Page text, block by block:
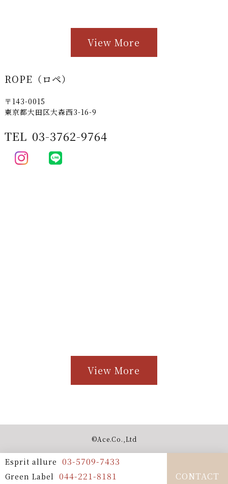
Esprit allure 03-5709-7433
Green Label 044-221-8181 CONTACT
View More
ROPE（ロペ）
〒143-0015
東京都大田区大森西3-16-9
TEL 03-3762-9764
View More
©︎Ace.Co.,Ltd